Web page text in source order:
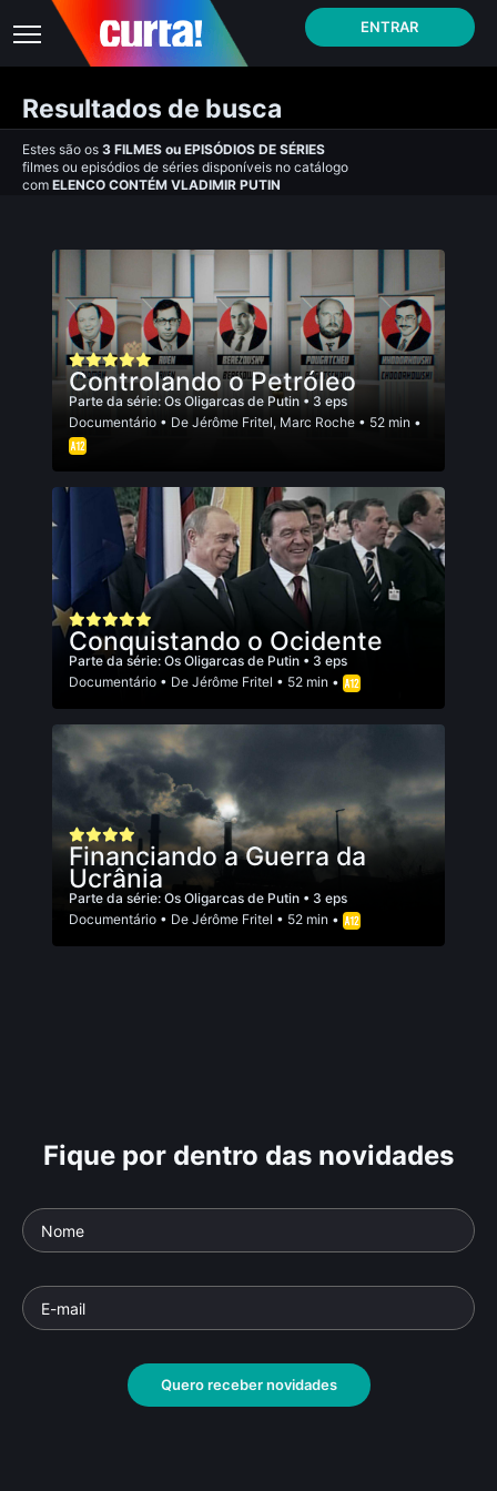
ENTRAR
Resultados de busca
Estes são os 3 FILMES ou EPISÓDIOS DE SÉRIES
filmes ou episódios de séries disponíveis no catálogo
com ELENCO CONTÉM VLADIMIR PUTIN
Controlando o Petróleo
Parte da série: Os Oligarcas de Putin • 3 eps
Documentário • De Jérôme Fritel, Marc Roche • 52 min •
Conquistando o Ocidente
Parte da série: Os Oligarcas de Putin • 3 eps
Documentário • De Jérôme Fritel • 52 min •
Financiando a Guerra da
Ucrânia
Parte da série: Os Oligarcas de Putin • 3 eps
Documentário • De Jérôme Fritel • 52 min •
Fique por dentro das novidades
Quero receber novidades